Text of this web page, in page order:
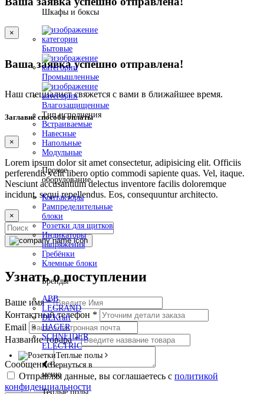
Шкафы и боксы
Бытовые
Промышленные
Влагозащищенные
Тип исполнения
Встраиваемые
Навесные
Напольные
Модульные
Прочее
оборудование
Контакторы
Рампределительные
блоки
Розетки для щитков
Индикаторы
напряжения
Гребёнки
Клемные блоки
Бренды
ABB
LEGRAND
DEKraft
HAGER
SCHNEIDER
ELECTRIC
Теплые полы
Вернуться в
меню
Теплые полы
×
Ваша заявка успешно отправлена!
Наш специалист свяжется с вами в ближайшее время.
Заглавие способа оплаты
×
Lorem ipsum dolor sit amet consectetur, adipisicing elit. Officiis
perferendis velit libero optio commodi sapiente quas. Vel, itaque.
Nesciunt accusantium delectus inventore facilis doloremque
incidunt, sequi repellendus. Eos, consequuntur architecto.
×
Узнать о поступлении
Ваше имя*
Контактный телефон *
Email
Название товара*
Сообщение
Отправляя данные, вы соглашаетесь с политикой
конфиденциальности